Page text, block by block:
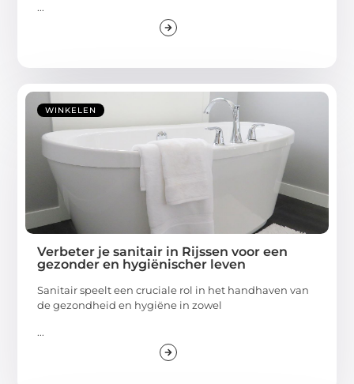
...
WINKELEN
Verbeter je sanitair in Rijssen voor een
gezonder en hygiënischer leven
Sanitair speelt een cruciale rol in het handhaven van
de gezondheid en hygiëne in zowel
...